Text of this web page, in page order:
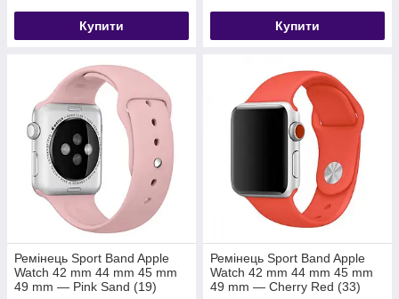
Купити Купити
Ремінець Sport Band Apple
Watch 42 mm 44 mm 45 mm
49 mm — Pink Sand (19)
Ремінець Sport Band Apple
Watch 42 mm 44 mm 45 mm
49 mm — Cherry Red (33)